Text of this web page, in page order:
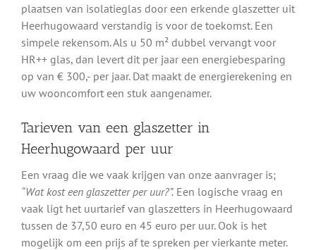
plaatsen van isolatieglas door een erkende glaszetter uit
Heerhugowaard verstandig is voor de toekomst. Een
simpele rekensom. Als u 50 m² dubbel vervangt voor
HR++ glas, dan levert dit per jaar een energiebesparing
op van € 300,- per jaar. Dat maakt de energierekening en
uw wooncomfort een stuk aangenamer.
Tarieven van een glaszetter in
Heerhugowaard per uur
Een vraag die we vaak krijgen van onze aanvrager is;
“Wat kost een glaszetter per uur?”. Een logische vraag en
vaak ligt het uurtarief van glaszetters in Heerhugowaard
tussen de 37,50 euro en 45 euro per uur. Ook is het
mogelijk om een prijs af te spreken per vierkante meter.